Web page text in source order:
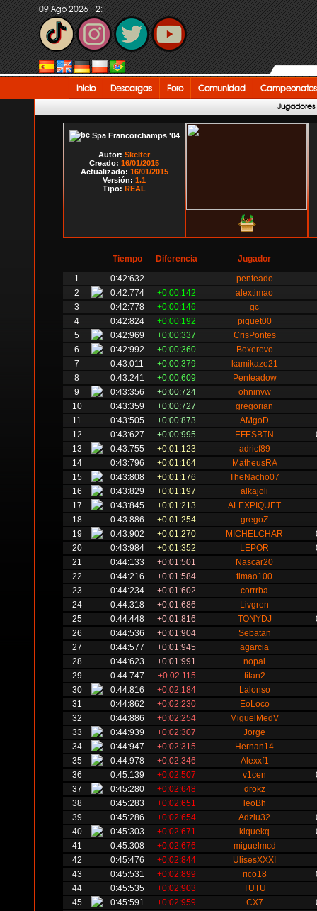
09 Ago 2026 12:11
Inicio Descargas Foro Comunidad Campeonatos
Jugadores
Spa Francorchamps '04
Autor:Skelter
Creado:16/01/2015
Actualizado: 16/01/2015
Versión:1.1
Tipo:REAL
Tiempo Diferencia Jugador
1 0:42:632
penteado
2
0:42:774 +0:00:142
alextimao
3
0:42:778 +0:00:146
gc
4
0:42:824 +0:00:192
piquet00
5
0:42:969 +0:00:337
CrisPontes
6
0:42:992 +0:00:360
Boxerevo
7
0:43:011 +0:00:379
kamikaze21
8
0:43:241 +0:00:609
Penteadow
9
0:43:356 +0:00:724
ohninvw
10
0:43:359 +0:00:727
gregorian
11
0:43:505 +0:00:873
AMgoD
12
0:43:627 +0:00:995 EFESBTN
13
0:43:755 +0:01:123
adricf89
14
0:43:796 +0:01:164
MatheusRA
15
0:43:808 +0:01:176
TheNacho07
16
0:43:829 +0:01:197
alkajoli
17
0:43:845 +0:01:213
ALEXPIQUET
18
0:43:886 +0:01:254
gregoZ
19
0:43:902 +0:01:270 MICHELCHAR
20
0:43:984 +0:01:352 LEPOR
21
0:44:133 +0:01:501
Nascar20
22
0:44:216 +0:01:584
timao100
23
0:44:234 +0:01:602
corrrba
24
0:44:318 +0:01:686
Livgren
25
0:44:448 +0:01:816 TONYDJ
26
0:44:536 +0:01:904
Sebatan
27
0:44:577 +0:01:945
agarcia
28
0:44:623 +0:01:991
nopal
29
0:44:747 +0:02:115
titan2
30
0:44:816 +0:02:184
Lalonso
31
0:44:862 +0:02:230
EoLoco
32
0:44:886 +0:02:254
MiguelMedV
33
0:44:939 +0:02:307
Jorge
34
0:44:947 +0:02:315
Hernan14
35
0:44:978 +0:02:346
Alexxf1
36
0:45:139 +0:02:507 v1cen
37
0:45:280 +0:02:648
drokz
38
0:45:283 +0:02:651
leoBh
39
0:45:286 +0:02:654 Adziu32
40
0:45:303 +0:02:671 kiquekq
41
0:45:308 +0:02:676
miguelmcd
42
0:45:476 +0:02:844
UlisesXXXI
43
0:45:531 +0:02:899 rico18
44
0:45:535 +0:02:903
TUTU
45
0:45:591 +0:02:959 CX7